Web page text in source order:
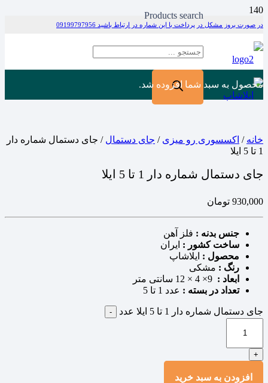
در صورت بروز مشکل در پرداخت با این شماره در ارتباط باشید 09199797956
Products search
محصول به سبد شما افزوده شد.
خانه / اکسسوری رو میزی / جای دستمال / جای دستمال شماره دار
1 تا 5 ایلا
جای دستمال شماره دار 1 تا 5 ایلا
930,000 تومان
جنس بدنه : فلز آهن
ساخت کشور : ایران
محصول : ایلاشاپ
رنگ : مشکی
ابعاد :
تعداد در بسته : عدد 1 تا 5
جای دستمال شماره دار 1 تا 5 ایلا عدد -
+
افزودن به سبد خرید